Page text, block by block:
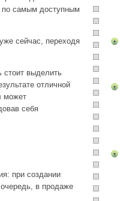
по самым доступным
сейчас, переходя
стоит выделить
отличной
может
себя
при создании
в продаже